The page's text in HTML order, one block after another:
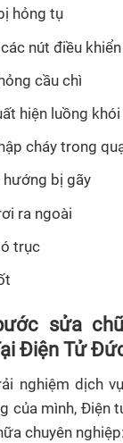
hỏng tụ
nút điều khiển
cầu chì
hiện luồng khói
cháy trong
hướng bị gãy
ra ngoài
trục
sửa
Điện Tử
nghiệm dịch
của mình, Điện
chuyên nghiệp: